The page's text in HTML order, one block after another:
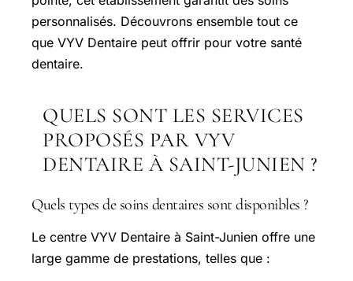
personnalisés. Découvrons ensemble tout ce
que VYV Dentaire peut offrir pour votre santé
dentaire.
QUELS SONT LES SERVICES
PROPOSÉS PAR VYV
DENTAIRE À SAINT-JUNIEN ?
Quels types de soins dentaires sont disponibles ?
Le centre VYV Dentaire à Saint-Junien offre une
large gamme de prestations, telles que :